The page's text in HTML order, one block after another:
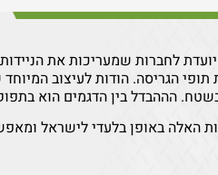
לחברות שמעריכות את
הגריסה. הודות לעיצוב
הההבדל בין הדגמים הוא
האלה באופן בלעדי לישראל